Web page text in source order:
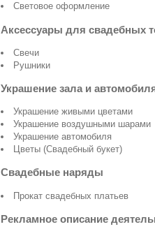
Световое оформление
Аксессуары для свадебных
Свечи
Рушники
Украшение зала и
Украшение живыми цветами
Украшение воздушными шарами
Украшение автомобиля
Цветы (Свадебный букет)
Свадебные наряды
Прокат свадебных платьев
Рекламное описание